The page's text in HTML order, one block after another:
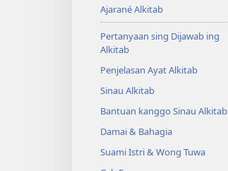
Ajarané Alkitab
Pertanyaan sing Dijawab ing
Alkitab
Penjelasan Ayat Alkitab
Sinau Alkitab
Bantuan kanggo Sinau Alkitab
Damai & Bahagia
Suami Istri & Wong Tuwa